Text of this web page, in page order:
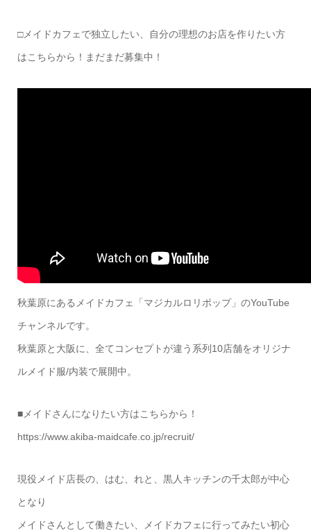
□メイドカフェで独立したい、自分の理想のお店を作りたい方
はこちらから！まだまだ募集中！
秋葉原にあるメイドカフェ「マジカルロリポップ」のYouTube
チャンネルです。
秋葉原と大阪に、全てコンセプトが違う系列10店舗をオリジナ
ルメイド服/内装で展開中。
■メイドさんになりたい方はこちらから！
https://www.akiba-maidcafe.co.jp/recruit/
現役メイド店長の、はむ、れと、黒人キッチンの千太郎が中心
となり
メイドさんとして働きたい、メイドカフェに行ってみたい初心